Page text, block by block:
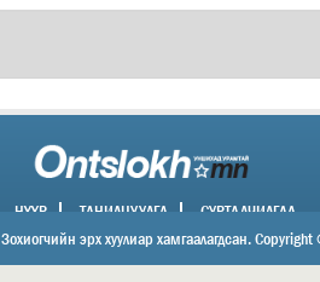
НҮҮР ТАНИЛЦУУЛГА СУРТАЛЧИЛГАА
ХОЛБОО БАРИХ
Зохиогчийн эрх хуулиар хамгаалагдсан.